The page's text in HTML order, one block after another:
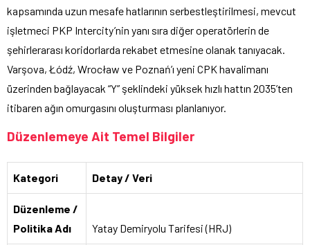
kapsamında uzun mesafe hatlarının serbestleştirilmesi, mevcut
işletmeci PKP Intercity’nin yanı sıra diğer operatörlerin de
şehirlerarası koridorlarda rekabet etmesine olanak tanıyacak.
Varşova, Łódź, Wrocław ve Poznań’ı yeni CPK havalimanı
üzerinden bağlayacak “Y” şeklindeki yüksek hızlı hattın 2035’ten
itibaren ağın omurgasını oluşturması planlanıyor.
Düzenlemeye Ait Temel Bilgiler
Kategori Detay / Veri
Düzenleme /
Politika Adı
Yatay Demiryolu Tarifesi (HRJ)